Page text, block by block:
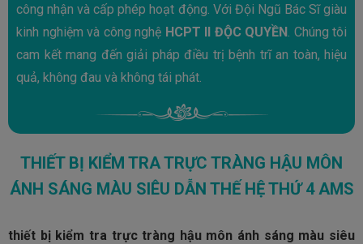
công nhận và cấp phép hoạt động. Với Đội Ngũ Bác Sĩ giàu
kinh nghiệm và công nghệ HCPT II ĐỘC QUYỀN. Chúng tôi
cam kết mang đến giải pháp điều trị bệnh trĩ an toàn, hiệu
quả, không đau và không tái phát.
THIẾT BỊ KIỂM TRA TRỰC TRÀNG HẬU MÔN
ÁNH SÁNG MÀU SIÊU DẪN THẾ HỆ THỨ 4 AMS
thiết bị kiểm tra trực tràng hậu môn ánh sáng màu siêu